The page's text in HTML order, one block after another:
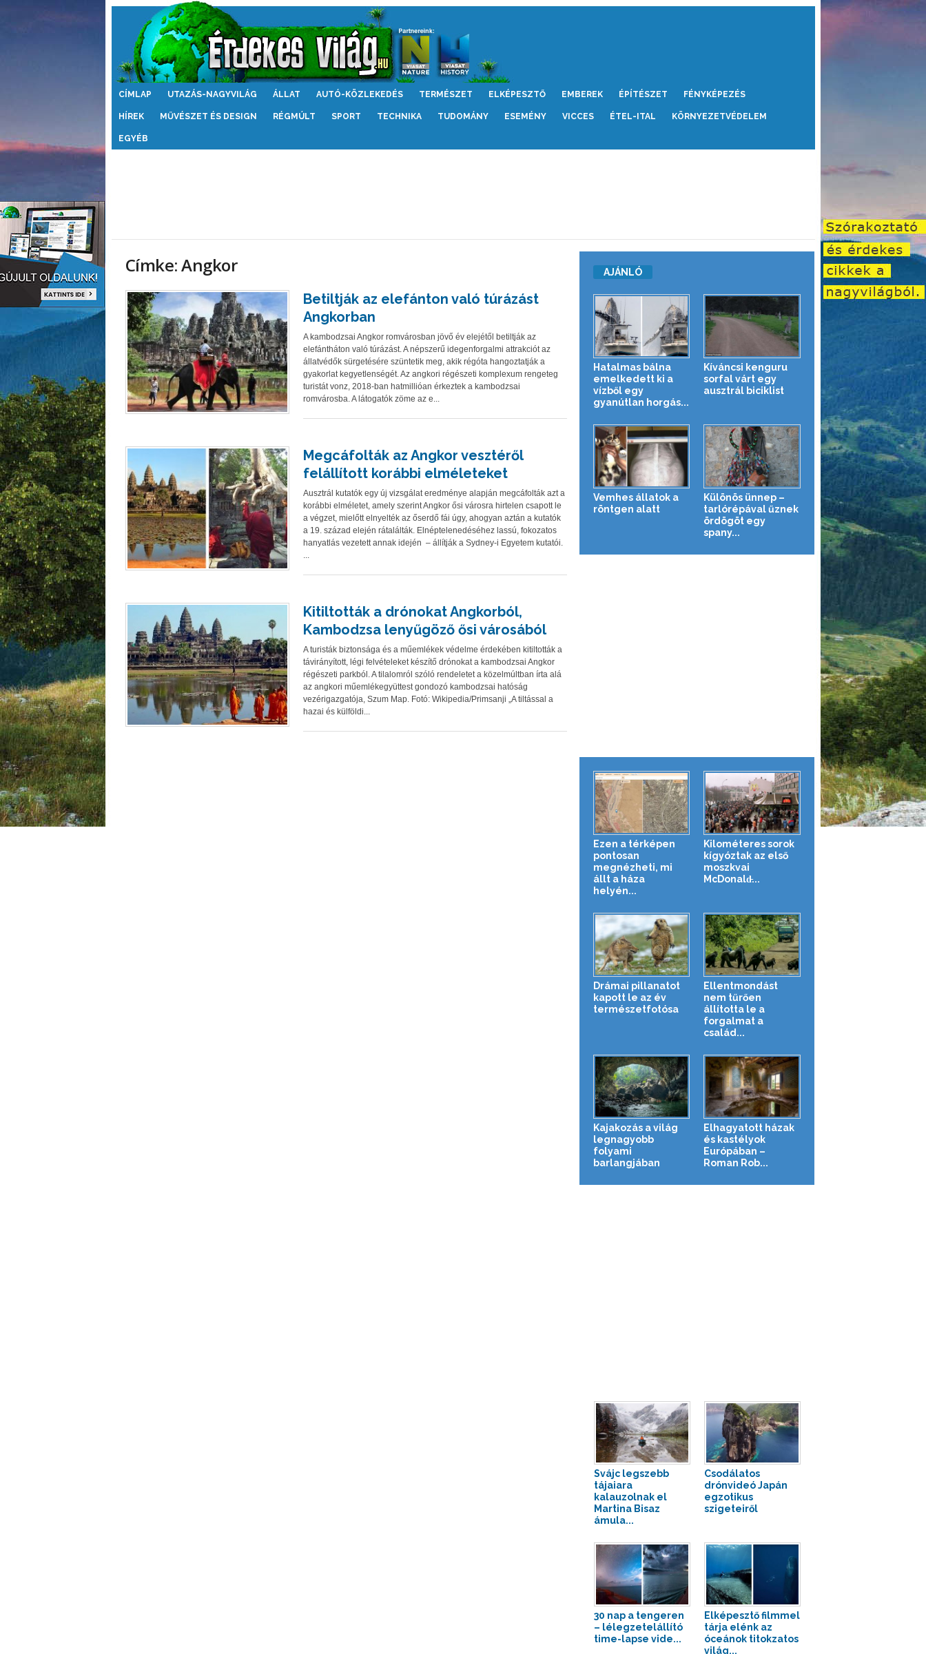
Érdekes
CÍMLAP UTAZÁS-NAGYVILÁG ÁLLAT AUTÓ-KÖZLEKEDÉS TERMÉSZET ELKÉPESZTŐ EMBEREK ÉPÍTÉSZET FÉNYKÉPEZÉS
HÍREK MŰVÉSZET ÉS DESIGN RÉGMÚLT SPORT TECHNIKA TUDOMÁNY ESEMÉNY VICCES ÉTEL-ITAL KÖRNYEZETVÉDELEM
EGYÉB
Címke: Angkor
Betiltják az elefánton való túrázást
Angkorban
A kambodzsai Angkor romvárosban jövő év elejétől betiltják az
elefántháton való túrázást. A népszerű idegenforgalmi attrakciót az
állatvédők sürgetésére szüntetik meg, akik régóta hangoztatják a
gyakorlat kegyetlenségét. Az angkori régészeti komplexum rengeteg
turistát vonz, 2018-ban hatmillióan érkeztek a kambodzsai
romvárosba. A látogatók zöme az e...
Megcáfolták az Angkor vesztéről
felállított korábbi elméleteket
Ausztrál kutatók egy új vizsgálat eredménye alapján megcáfolták azt a
korábbi elméletet, amely szerint Angkor ősi városra hirtelen csapott le
a végzet, mielőtt elnyelték az őserdő fái úgy, ahogyan aztán a kutatók
a 19. század elején rátalálták. Elnéptelenedéséhez lassú, fokozatos
hanyatlás vezetett annak idején – állítják a Sydney-i Egyetem kutatói.
...
Kitiltották a drónokat Angkorból,
Kambodzsa lenyűgöző ősi városából
A turisták biztonsága és a műemlékek védelme érdekében kitiltották a
távirányított, légi felvételeket készítő drónokat a kambodzsai Angkor
régészeti parkból. A tilalomról szóló rendeletet a közelmúltban írta alá
az angkori műemlékegyüttest gondozó kambodzsai hatóság
vezérigazgatója, Szum Map. Fotó: Wikipedia/Primsanji „A tiltással a
hazai és külföldi...
AJÁNLÓ
Hatalmas bálna
emelkedett ki a
vízből egy
gyanútlan horgás...
Kíváncsi kenguru
sorfal várt egy
ausztrál biciklist
Vemhes állatok a
röntgen alatt
Különös ünnep –
tarlórépával űznek
ördögöt egy
spany...
Ezen a térképen
pontosan
megnézheti, mi
állt a háza
helyén...
Kilométeres sorok
kígyóztak az első
moszkvai
McDonald̵...
Drámai pillanatot
kapott le az év
természetfotósa
Ellentmondást
nem tűrően
állította le a
forgalmat a
család...
Kajakozás a világ
legnagyobb
folyami
barlangjában
Elhagyatott házak
és kastélyok
Európában –
Roman Rob...
Svájc legszebb
tájaiara
kalauzolnak el
Martina Bisaz
ámula...
Csodálatos
drónvideó Japán
egzotikus
szigeteiről
30 nap a tengeren
– lélegzetelállító
time-lapse vide...
Elképesztő filmmel
tárja elénk az
óceánok titokzatos
világ...